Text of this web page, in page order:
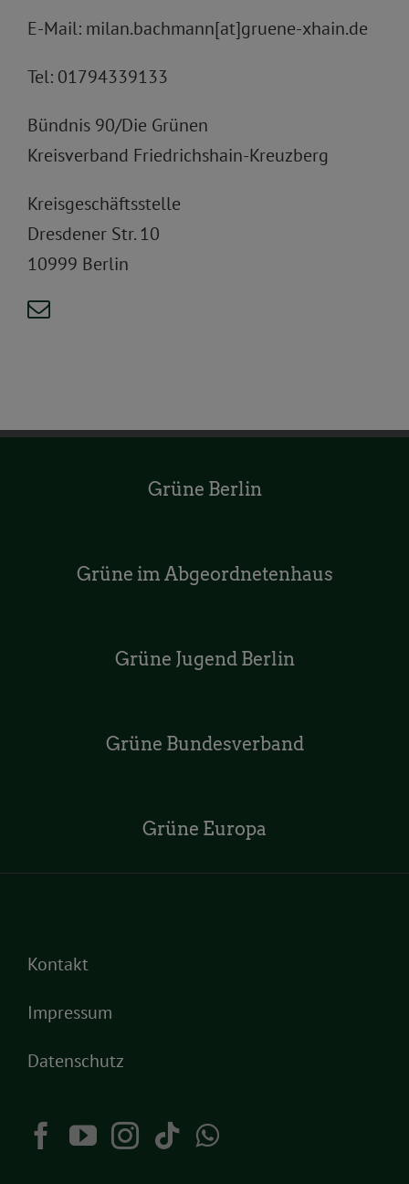
E-Mail: milan.bachmann[at]gruene-xhain.de
Tel: 01794339133
Bündnis 90/Die Grünen
Kreisverband Friedrichshain-Kreuzberg
Kreisgeschäftsstelle
Dresdener Str. 10
10999 Berlin
Grüne Berlin
Grüne im Abgeordnetenhaus
Grüne Jugend Berlin
Grüne Bundesverband
Grüne Europa
Kontakt
Impressum
Datenschutz